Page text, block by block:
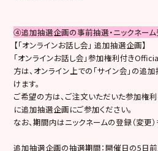
④追加抽選企画の事前抽選・ニックネーム
【「オンラインお話し会」 追加抽選企画】
「オンラインお話し会」参加権利付き
方は、オンライン上での「サイン会」の追
けます。
ご希望の方は、ご注文いただいた参加権
に追加抽選企画にご参加ください。
なお、期間内はニックネームの登録（変更）
追加抽選企画の抽選期間：開催日の5日